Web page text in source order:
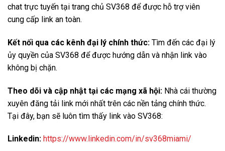
chat trực tuyến tại trang chủ SV368 để được hỗ trợ viên
cung cấp link an toàn.
Kết nối qua các kênh đại lý chính thức: Tìm đến các đại lý
ủy quyền của SV368 để được hướng dẫn và nhận link vào
không bị chặn.
Theo dõi và cập nhật tại các mạng xã hội: Nhà cái thường
xuyên đăng tải link mới nhất trên các nền tảng chính thức.
Tại đây, bạn sẽ luôn tìm thấy link vào SV368:
Linkedin: https://www.linkedin.com/in/sv368miami/